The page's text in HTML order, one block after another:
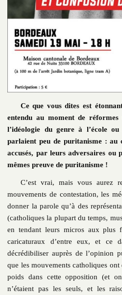
Ce que vous dites est
entendu au moment de
l’idéologie du genre à l’école
parlaient peu de puritanisme : au
accusés, par leurs adversaires ou
mêmes preuve de puritanisme !
C’est vrai, mais vous aurez
mouvements de contestation, les
donner la parole qu’à des
(catholiques la plupart du temps,
en tendant leurs micros aux plus
caricaturaux d’entre eux, et ce
décrédibiliser auprès de l’opinion
que les mouvements catholiques
poids dans cette opposition (et
n’étaient pas les seuls, et les